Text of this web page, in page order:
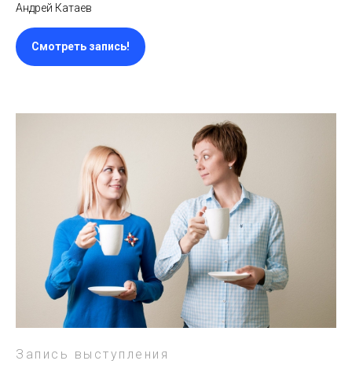
Андрей Катаев
Смотреть запись!
Запись выступления